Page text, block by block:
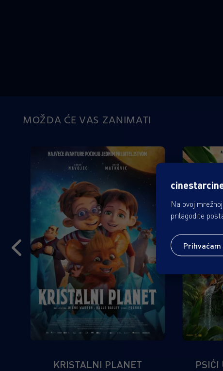
MOŽDA ĆE VAS ZANIMATI
KRISTALNI PLANET
PSIĆI
Na ovoj
prilagodite